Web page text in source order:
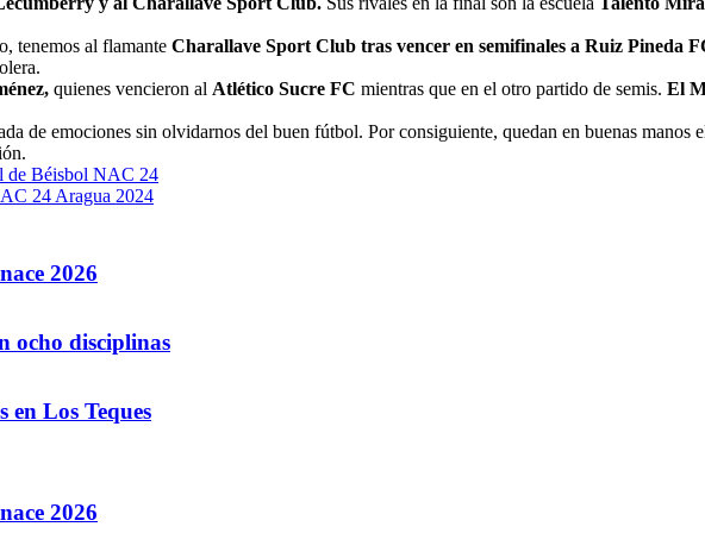
tenemos al flamante Charallave Sport Club tras vencer en semifinales a Ruiz Pineda
quienes vencieron al Atlético Sucre FC mientras que en el otro partido de semis. El
de emociones sin olvidarnos del buen fútbol. Por consiguiente, quedan en buenas
de Béisbol NAC 24
24 Aragua 2024
2026
ocho disciplinas
en Los Teques
2026